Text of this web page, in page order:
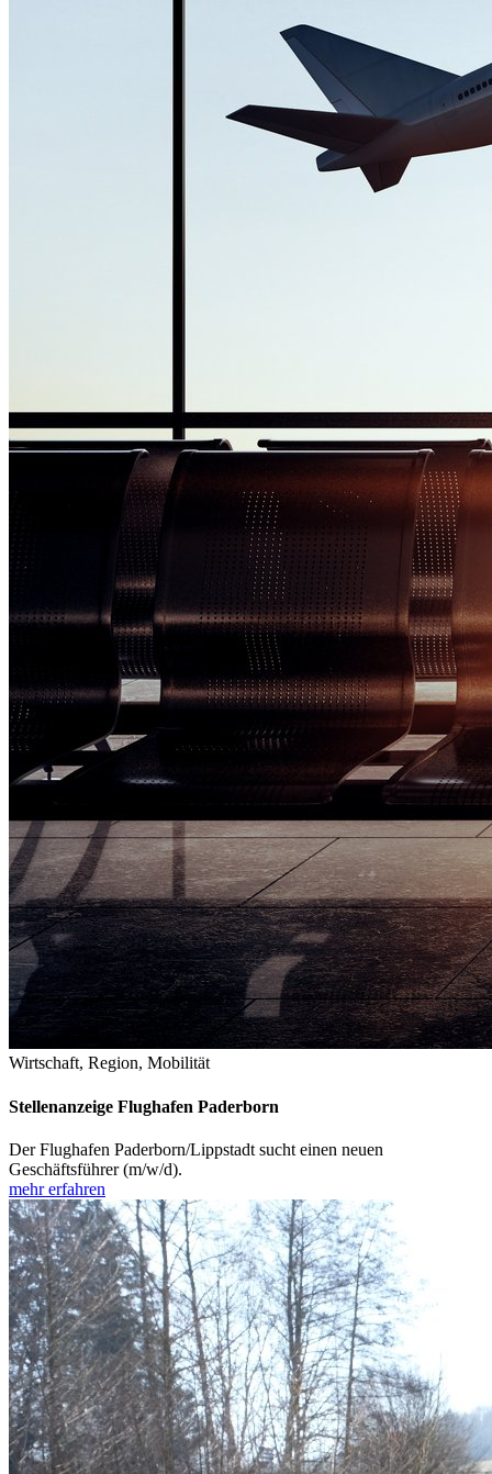
Wirtschaft, Region, Mobilität
Stellenanzeige Flughafen Paderborn
Der Flughafen Paderborn/Lippstadt sucht einen neuen
Geschäftsführer (m/w/d).
mehr erfahren